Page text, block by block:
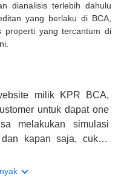
dianalisis terlebih dahulu
yang berlaku di BCA,
properti yang tercantum di
milik KPR BCA,
untuk dapat one
melakukan simulasi
kapan saja, cukup
ada layanan live chat